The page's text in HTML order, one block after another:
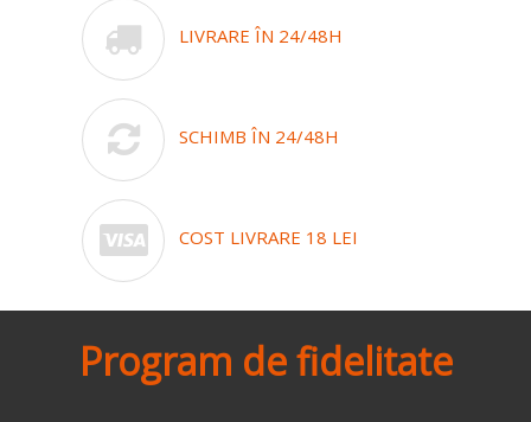
LIVRARE ÎN 24/48H
SCHIMB ÎN 24/48H
COST LIVRARE 18 LEI
Program de fidelitate